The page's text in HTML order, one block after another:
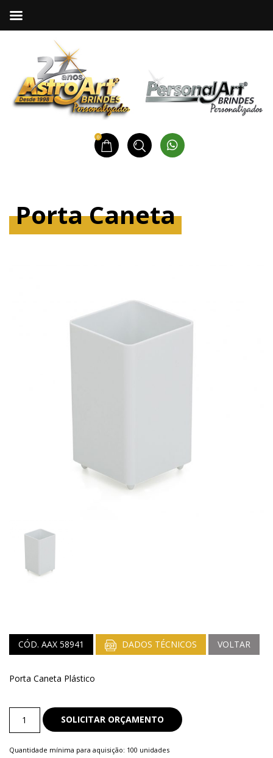
0
Porta Caneta
CÓD. AAX 58941 DADOS TÉCNICOS VOLTAR
Porta Caneta Plástico
Caneta
SOLICITAR ORÇAMENTO
Quantidade mínima para aquisição: 100 unidades